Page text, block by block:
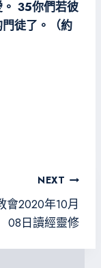
35你們若彼
徒了。（約
NEXT
會2020年10月
08日讀經靈修